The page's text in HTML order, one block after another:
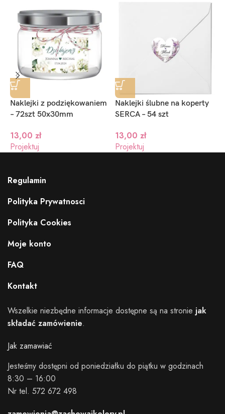
Naklejki z podziękowaniem
– 72szt 50x30mm
13,00 zł
Projektuj
Naklejki ślubne na koperty
SERCA – 54 szt
13,00 zł
Projektuj
Regulamin
Polityka Prywatnosci
Polityka Cookies
Moje konto
FAQ
Kontakt
Wszelkie niezbędne informacje dostępne są na stronie jak
składać zamówienie.
Jak zamawiać
Jesteśmy dostępni od poniedziałku do piątku w godzinach
8:30 – 16:00
Nr tel. 572 672 498